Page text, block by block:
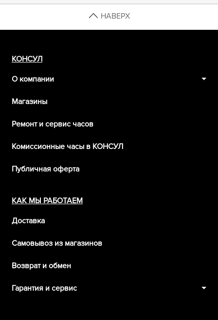
НАВЕРХ
КОНСУЛ
О компании
Магазины
Ремонт и сервис часов
Комиссионные часы в КОНСУЛ
Публичная оферта
КАК МЫ РАБОТАЕМ
Доставка
Самовывоз из магазинов
Возврат и обмен
Гарантия и сервис